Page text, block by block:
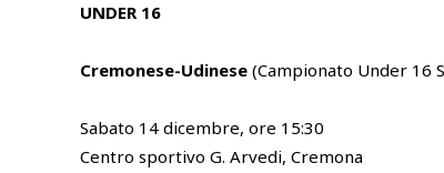
UNDER 16
Cremonese-Udinese (Campionato Under 16
Sabato 14 dicembre, ore 15:30
Centro sportivo G. Arvedi, Cremona